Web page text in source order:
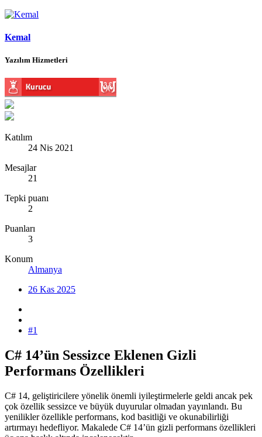
Kemal
Yazılım Hizmetleri
Katılım
24 Nis 2021
Mesajlar
21
Tepki puanı
2
Puanları
3
Konum
Almanya
26 Kas 2025
#1
C# 14’ün Sessizce Eklenen Gizli
Performans Özellikleri​
C# 14, geliştiricilere yönelik önemli iyileştirmelerle geldi ancak pek
çok özellik sessizce ve büyük duyurular olmadan yayınlandı. Bu
yenilikler özellikle performans, kod basitliği ve okunabilirliği
artırmayı hedefliyor. Makalede C# 14’ün gizli performans özellikleri